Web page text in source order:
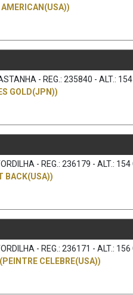
AMERICAN(USA))
- REG.: 235840 - ALT.:
GOLD(JPN))
- REG.: 236179 - ALT.: 154
BACK(USA))
- REG.: 236171 - ALT.: 156
CELEBRE(USA))